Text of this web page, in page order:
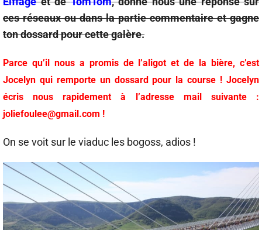
ces réseaux ou dans la partie commentaire et gagne
ton dossard pour cette galère.
Parce qu’il nous a promis de l’aligot et de la bière, c’est
Jocelyn qui remporte un dossard pour la course ! Jocelyn
écris nous rapidement à l’adresse mail suivante :
joliefoulee@gmail.com !
On se voit sur le viaduc les bogoss, adios !